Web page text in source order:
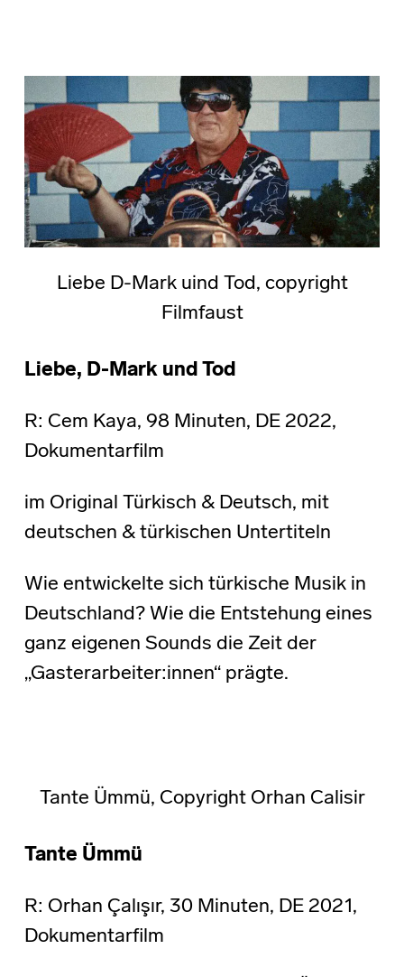
Liebe D-Mark uind Tod, copyright
Filmfaust
Liebe, D-Mark und Tod
R: Cem Kaya, 98 Minuten, DE 2022,
Dokumentarfilm
im Original Türkisch & Deutsch, mit
deutschen & türkischen Untertiteln
Wie entwickelte sich türkische Musik in
Deutschland? Wie die Entstehung eines
ganz eigenen Sounds die Zeit der
„Gasterarbeiter:innen“ prägte.
Tante Ümmü, Copyright Orhan Calisir
Tante Ümmü
R: Orhan Çalışır, 30 Minuten, DE 2021,
Dokumentarfilm